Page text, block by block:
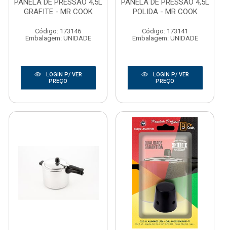
PANELA DE PRESSAO 4,5L
GRAFITE - MR COOK
Código: 173146
Embalagem: UNIDADE
LOGIN P/ VER
PREÇO
PANELA DE PRESSAO 4,5L
POLIDA - MR COOK
Código: 173141
Embalagem: UNIDADE
LOGIN P/ VER
PREÇO